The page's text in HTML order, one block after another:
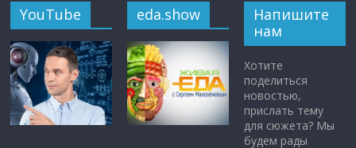
YouTube eda.show
Напишите
нам
Хотите
поделиться
новостью,
прислать тему
для сюжета? Мы
будем рады